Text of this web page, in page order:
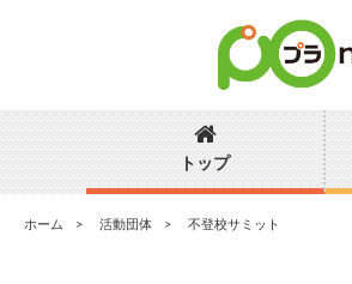
トップ
ホーム 活動団体 不登校サミット